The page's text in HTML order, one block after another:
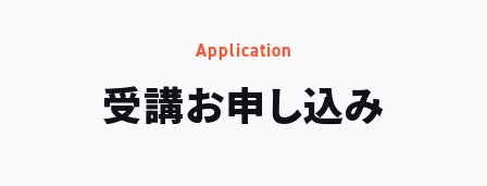
Application
受講お申し込み